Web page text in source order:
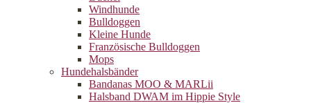
Windhunde
Bulldoggen
Kleine Hunde
Französische Bulldoggen
Mops
Hundehalsbänder
Bandanas MOO & MARLii
Halsband DWAM im Hippie Style